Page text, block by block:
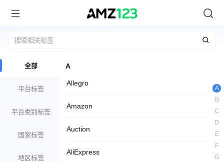
全部
平台标签
平台类别标签
国家标签
地区标签
A
Allegro
Amazon
Auction
AliExpress
A
B
C
D
E
F
G